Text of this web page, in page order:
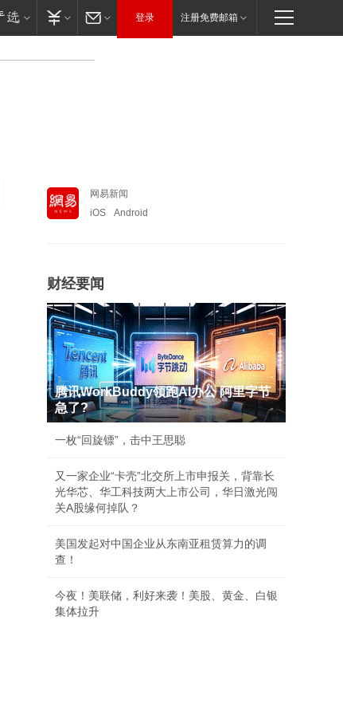
登录 注册免费邮箱
网易新闻
iOS
Android
财经要闻
腾讯WorkBuddy领跑AI办公 阿里字节
急了?
一枚“回旋镖”，击中王思聪
又一家企业“卡壳”北交所上市申报关，背靠长
光华芯、华工科技两大上市公司，华日激光闯
关A股缘何掉队？
美国发起对中国企业从东南亚租赁算力的调
查！
今夜！美联储，利好来袭！美股、黄金、白银
集体拉升